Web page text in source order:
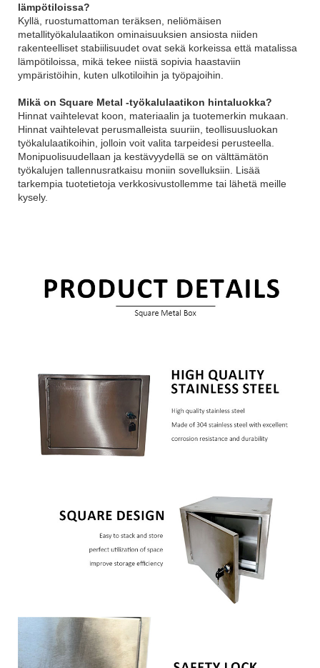
lämpötiloissa?
Kyllä, ruostumattoman teräksen, neliömäisen
metallityökalulaatikon ominaisuuksien ansiosta niiden
rakenteelliset stabiilisuudet ovat sekä korkeissa että matalissa
lämpötiloissa, mikä tekee niistä sopivia haastaviin
ympäristöihin, kuten ulkotiloihin ja työpajoihin.
Mikä on Square Metal -työkalulaatikon hintaluokka?
Hinnat vaihtelevat koon, materiaalin ja tuotemerkin mukaan.
Hinnat vaihtelevat perusmalleista suuriin, teollisuusluokan
työkalulaatikoihin, jolloin voit valita tarpeidesi perusteella.
Monipuolisuudellaan ja kestävyydellä se on välttämätön
työkalujen tallennusratkaisu moniin sovelluksiin. Lisää
tarkempia tuotetietoja verkkosivustollemme tai lähetä meille
kysely.